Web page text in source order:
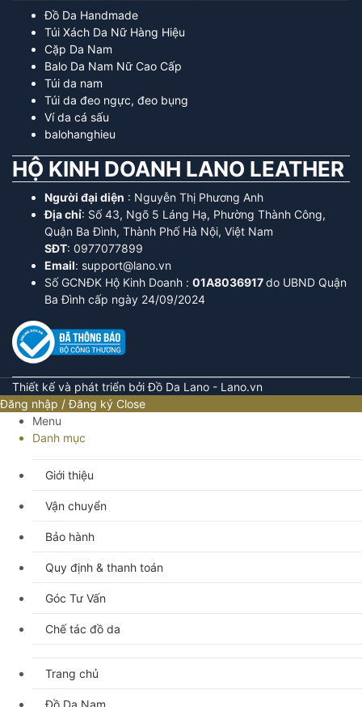
Đồ Da Handmade
Túi Xách Da Nữ Hàng Hiệu
Cặp Da Nam
Balo Da Nam Nữ Cao Cấp
Túi da nam
Túi da đeo ngực, đeo bụng
Ví da cá sấu
balohanghieu
HỘ KINH DOANH LANO LEATHER
Người đại diện : Nguyễn Thị Phương Anh
Địa chỉ: Số 43, Ngõ 5 Láng Hạ, Phường Thành Công,
Quận Ba Đình, Thành Phố Hà Nội, Việt Nam
SĐT: 0977077899
Email: support@lano.vn
Số GCNĐK Hộ Kinh Doanh : 01A8036917do UBND Quận
Ba Đình cấp ngày 24/09/2024
Thiết kế và phát triển bởi Đồ Da Lano - Lano.vn
Đăng nhập / Đăng ký Close
Menu
Danh mục
Giới thiệu
Vận chuyển
Bảo hành
Quy định & thanh toán
Góc Tư Vấn
Chế tác đồ da
Trang chủ
Đồ Da Nam